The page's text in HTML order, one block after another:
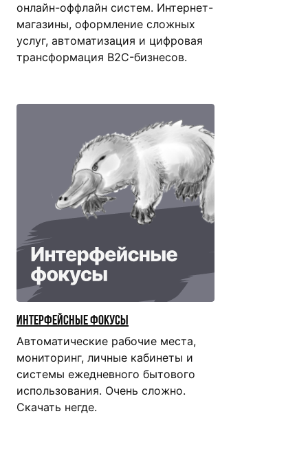
онлайн-оффлайн систем. Интернет-
магазины, оформление сложных
услуг, автоматизация и цифровая
трансформация B2C-бизнесов.
Интерфейсные фокусы
Автоматические рабочие места,
мониторинг, личные кабинеты и
системы ежедневного бытового
использования. Очень сложно.
Скачать негде.